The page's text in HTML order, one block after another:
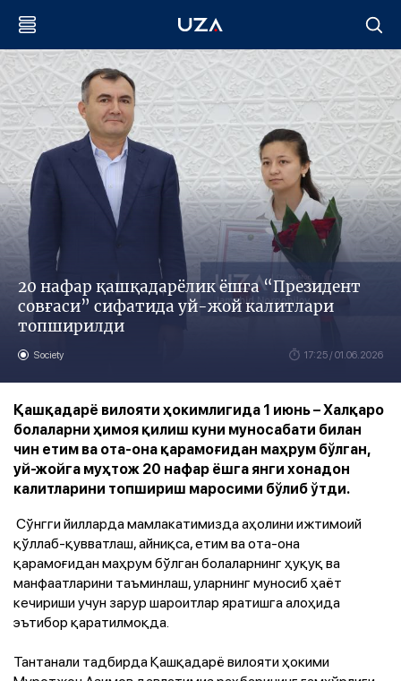
20 нафар қашқадарёлик ёшга “Президент
совғаси” сифатида уй-жой калитлари
топширилди
Society 17:25 / 01.06.2026
Қашқадарё вилояти ҳокимлигида 1 июнь – Халқаро
болаларни ҳимоя қилиш куни муносабати билан
чин етим ва ота-она қарамоғидан маҳрум бўлган,
уй-жойга муҳтож 20 нафар ёшга янги хонадон
калитларини топшириш маросими бўлиб ўтди.
Сўнгги йилларда мамлакатимизда аҳолини ижтимоий
қўллаб-қувватлаш, айниқса, етим ва ота-она
қарамоғидан маҳрум бўлган болаларнинг ҳуқуқ ва
манфаатларини таъминлаш, уларнинг муносиб ҳаёт
кечириши учун зарур шароитлар яратишга алоҳида
эътибор қаратилмоқда.
Тантанали тадбирда Қашқадарё вилояти ҳокими